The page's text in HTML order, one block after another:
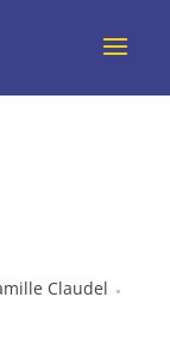
Claudel